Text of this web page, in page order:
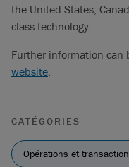
the United States,
class technology.
Further information can
website.
CATÉGORIES
Opérations et